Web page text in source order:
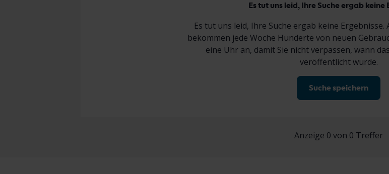
Es tut uns leid, Ihre Suche ergab keine
Es tut uns leid, Ihre Suche ergab keine
bekommen jede Woche Hunderte von neuen
eine Uhr an, damit Sie nicht verpassen, wann
veröffentlicht wurde.
Suche speichern
Anzeige 0 von 0 Treffer